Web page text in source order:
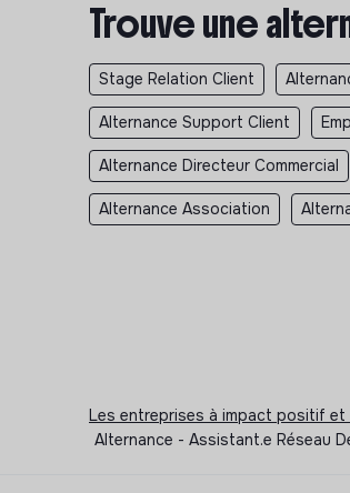
Trouve une
Stage Relation Client
Alternance Support Client
Alternance Directeur Commercial
Alternance Association
Les entreprises à impact positif
Alternance - Assistant.e Réseau